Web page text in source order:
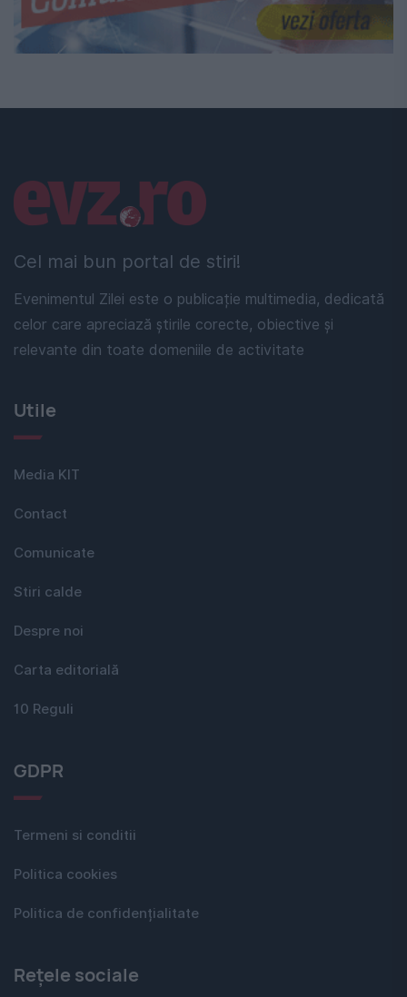
Cel mai bun portal de stiri!
Evenimentul Zilei este o publicație multimedia, dedicată
celor care apreciază știrile corecte, obiective și
relevante din toate domeniile de activitate
Linkuri utile
Utile
Media KIT
Contact
Comunicate
Stiri calde
Despre noi
Carta editorială
10 Reguli
GDPR
Termeni si conditii
Politica cookies
Politica de confidențialitate
Rețele sociale